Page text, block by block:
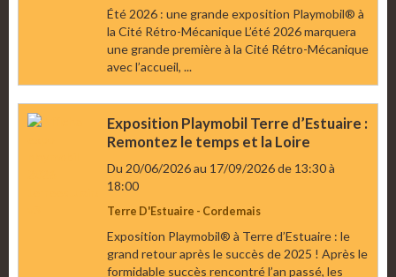
Été 2026 : une grande exposition Playmobil® à
la Cité Rétro-Mécanique L’été 2026 marquera
une grande première à la Cité Rétro-Mécanique
avec l’accueil, ...
Exposition Playmobil Terre d’Estuaire :
Remontez le temps et la Loire
Du 20/06/2026au 17/09/2026de 13:30à
18:00
Terre D'Estuaire - Cordemais
Exposition Playmobil® à Terre d’Estuaire : le
grand retour après le succès de 2025 ! Après le
formidable succès rencontré l’an passé, les